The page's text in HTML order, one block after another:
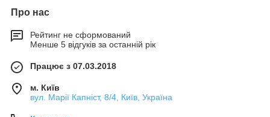
Про нас
Рейтинг не сформований
Менше 5 відгуків за останній рік
Працює з 07.03.2018
м. Київ
вул. Марії Капніст, 8/4, Київ, Україна